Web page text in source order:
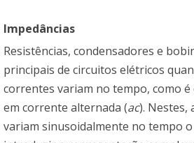
Impedâncias
Resistências, condensadores e
principais de circuitos elétricos
correntes variam no tempo, como é
em corrente alternada (ac). Nestes,
variam sinusoidalmente no tempo